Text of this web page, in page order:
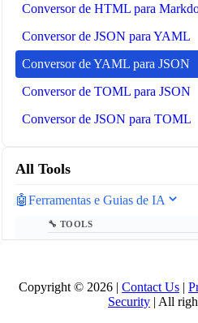
Conversor de HTML para
Conversor de JSON para YAML
Conversor de YAML para JSON
Conversor de TOML para JSON
Conversor de JSON para TOML
All Tools
🤖Ferramentas e Guias de IA
🔧 TOOLS
📚 AI GUIDES
Copyright © 2026 | Contact Us |
Security | All